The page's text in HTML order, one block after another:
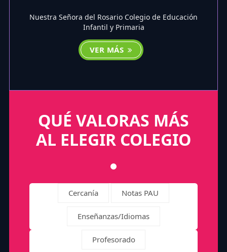
Nuestra Señora del Rosario Colegio de Educación
Infantil y Primaria
VER MÁS
QUÉ VALORAS MÁS
AL ELEGIR COLEGIO
Cercanía Notas PAU
Enseñanzas/Idiomas
Profesorado